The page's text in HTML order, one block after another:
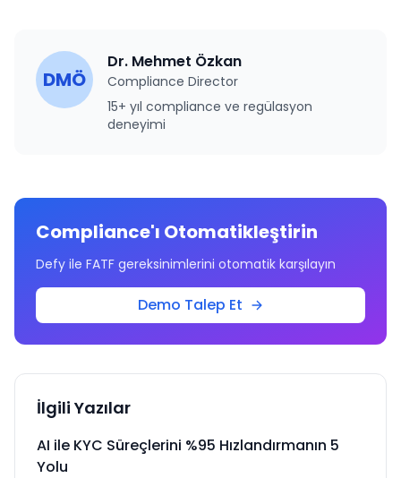
DMÖ
Dr. Mehmet Özkan
Compliance Director
15+ yıl compliance ve regülasyon
deneyimi
Compliance'ı Otomatikleştirin
Defy ile FATF gereksinimlerini otomatik karşılayın
Demo Talep Et
İlgili Yazılar
AI ile KYC Süreçlerini %95 Hızlandırmanın 5
Yolu